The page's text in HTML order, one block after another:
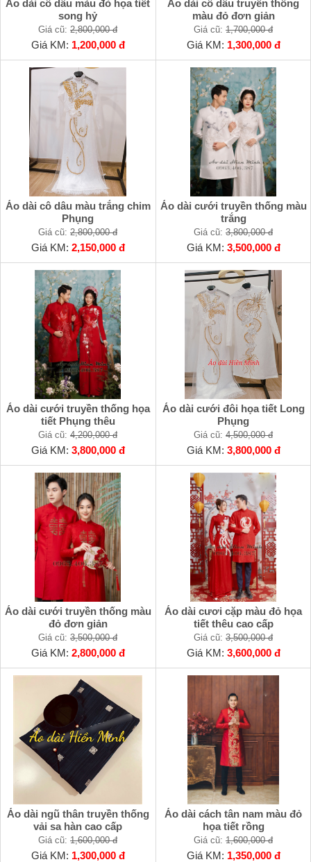
Áo dài cô dâu màu đỏ họa tiết
song hỷ
Giá cũ: 2,800,000 đ
Giá KM: 1,200,000 đ
Áo dài cô dâu truyền thống
màu đỏ đơn giản
Giá cũ: 1,700,000 đ
Giá KM: 1,300,000 đ
Áo dài cô dâu màu trắng chim
Phụng
Giá cũ: 2,800,000 đ
Giá KM: 2,150,000 đ
Áo dài cưới truyền thống màu
trắng
Giá cũ: 3,800,000 đ
Giá KM: 3,500,000 đ
Áo dài cưới truyền thống họa
tiết Phụng thêu
Giá cũ: 4,200,000 đ
Giá KM: 3,800,000 đ
Áo dài cưới đôi họa tiết Long
Phụng
Giá cũ: 4,500,000 đ
Giá KM: 3,800,000 đ
Áo dài cưới truyền thống màu
đỏ đơn giản
Giá cũ: 3,500,000 đ
Giá KM: 2,800,000 đ
Áo dài cươi cặp màu đỏ họa
tiết thêu cao cấp
Giá cũ: 3,500,000 đ
Giá KM: 3,600,000 đ
Áo dài ngũ thân truyền thống
vải sa hàn cao cấp
Giá cũ: 1,600,000 đ
Giá KM: 1,300,000 đ
Áo dài cách tân nam màu đỏ
họa tiết rồng
Giá cũ: 1,600,000 đ
Giá KM: 1,350,000 đ